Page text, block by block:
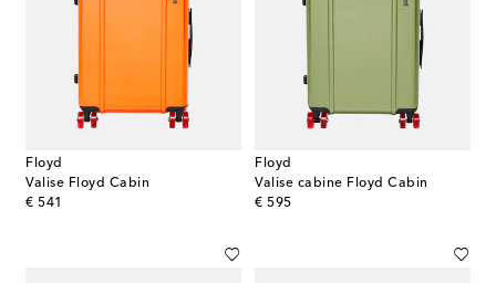
Floyd
Valise Floyd Cabin
€ 541
original price
Floyd
Valise cabine Floyd Cabin
€ 595
original price